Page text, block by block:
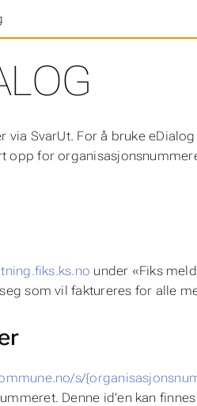
SvarUt. For å bruke
opp for
under «Fiks
som vil faktureres for alle
s/
Denne id’en kan